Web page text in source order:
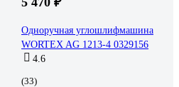
Одноручная углошлифмашина
WORTEX AG 1213-4 0329156
4.6
(33)